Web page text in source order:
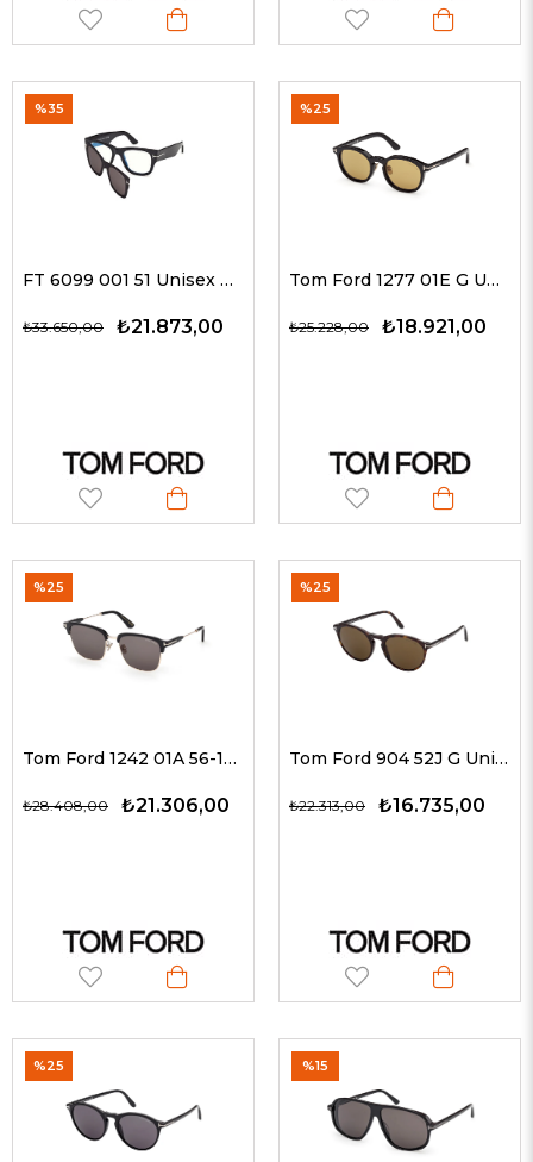
FT 6099 001 51 Unisex Güneş Gözlükleri
₺21.873,00
₺33.650,00
%35
Tom Ford 1277 01E G Unisex Güneş Gözlükleri
₺18.921,00
₺25.228,00
%25
Tom Ford 1242 01A 56-19 G Erkek Güneş Gözlükleri
₺21.306,00
₺28.408,00
%25
Tom Ford 904 52J G Unisex Güneş Gözlükleri
₺16.735,00
₺22.313,00
%25
%25 %15